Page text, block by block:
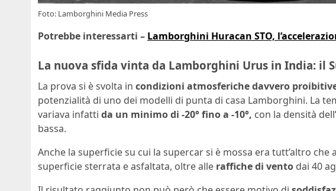
Foto: Lamborghini Media Press
Potrebbe interessarti – Lamborghini Huracan STO,
La nuova sfida vinta da Lamborghini Urus in India: il
La prova si è svolta in condizioni atmosferiche davvero
potenzialità di uno dei modelli di punta di casa Lamborghini. La
variava infatti da un minimo di -20° fino a -10°, con la densità
bassa.
Anche la superficie su cui la supercar si è mossa era tutt’altro
superficie sterrata e asfaltata, oltre alle raffiche di vento dai 40